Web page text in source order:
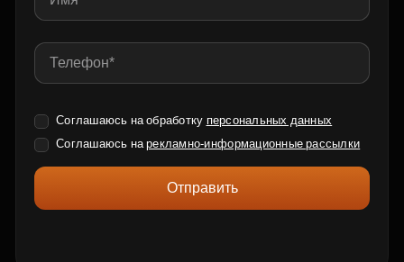
Соглашаюсь на обработку персональных данных
Соглашаюсь нарекламно-информационные рассылки
Отправить